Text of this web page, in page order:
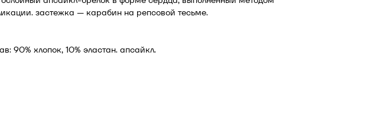
застежка — карабин на репсовой тесьме.
90% хлопок, 10% эластан. апсайкл.